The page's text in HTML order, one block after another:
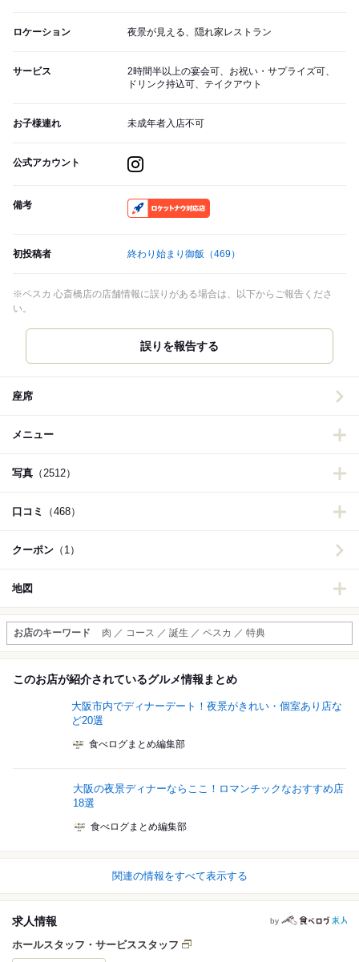
ロケーション 夜景が見える、隠れ家レストラン
サービス
2時間半以上の宴会可、お祝い・サプライズ可、
ドリンク持込可、テイクアウト
お子様連れ 未成年者入店不可
公式アカウント
備考
初投稿者 終わり始まり御飯 （469）
※ペスカ 心斎橋店の店舗情報に誤りがある場合は、以下からご報告くださ
い。
誤りを報告する
座席
メニュー
写真 （2512）
口コミ （468）
クーポン （1）
地図
お店のキーワード 肉 ／ コース ／ 誕生 ／ ペスカ ／ 特典
このお店が紹介されているグルメ情報まとめ
大阪市内でディナーデート！夜景がきれい・個室あり店な
ど20選
食べログまとめ編集部
大阪の夜景ディナーならここ！ロマンチックなおすすめ店
18選
食べログまとめ編集部
関連の情報をすべて表示する
求人情報 by
ホールスタッフ・サービススタッフ